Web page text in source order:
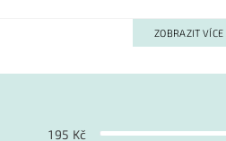
ZOBRAZIT VÍCE
195 Kč